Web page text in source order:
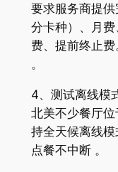
要求服务商提
分卡种）、月
费、提前终止
。
4、测试离线模
北美不少餐厅
持全天候离线
点餐不中断 。